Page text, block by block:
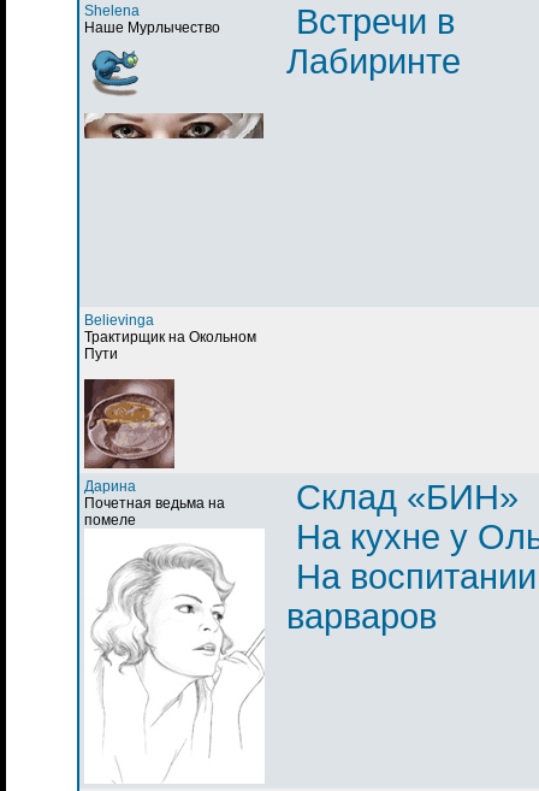
Shelena
Наше Мурлычество
Встречи в
Лабиринте
Believinga
Трактирщик на Окольном
Пути
Дарина
Почетная ведьма на
помеле
Склад «БИН»
На кухне у
На
варваров